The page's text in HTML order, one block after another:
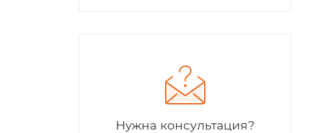
Нужна консультация?